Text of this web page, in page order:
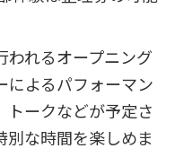
われるオープニング
によるパフォーマン
トークなどが予定さ
な時間を楽しめま